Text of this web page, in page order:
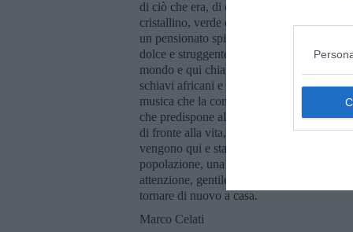
di ciò che era, di ciò che resta e sarà. Con
cristallino, verde e azzurro, e rimase a
un pensionato spiaggiato. Lo spettacolo
dolce e struggente malinconia, qualcosa
mondo e qui chiamano "sodade", i creoli
schiavi africani e portoghesi europei.
musica che la consolava e la danza che la
che predispone all'accoglienza e alla
di fronte alla vita, qualcosa che si sente e
vengono qui e stanno di là dal mare, sulla
popolazione, una parola che non significa
attenzione, gentilezza, allegria ed il
tornare di nuovo a casa.
Marco Celati